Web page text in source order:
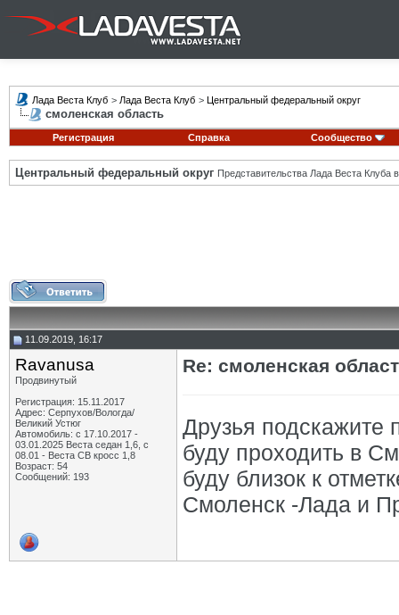
Лада Веста Клуб > Лада Веста Клуб > Центральный федеральный округ
смоленская область
Регистрация Справка Сообщество
Центральный федеральный округ Представительства Лада Веста Клуба
11.09.2019, 16:17
Ravanusa
Продвинутый
Регистрация: 15.11.2017
Адрес: Серпухов/Вологда/
Великий Устюг
Автомобиль: с 17.10.2017 -
03.01.2025 Веста седан 1,6, с
08.01 - Веста СВ кросс 1,8
Возраст: 54
Сообщений: 193
Re: смоленская
Друзья подскажите
буду проходить в
буду близок к
Смоленск -Лада и